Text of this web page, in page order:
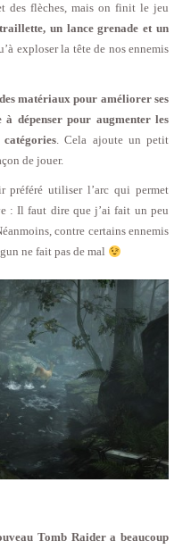
des flèches, mais on finit le jeu
un lance grenade et un
exploser la tête de nos ennemis
matériaux pour améliorer ses
à dépenser pour augmenter les
. Cela ajoute un petit
de jouer.
préféré utiliser l’arc qui permet
: Il faut dire que j’ai fait un peu
contre certains ennemis
ne fait pas de mal
Tomb Raider a beaucoup